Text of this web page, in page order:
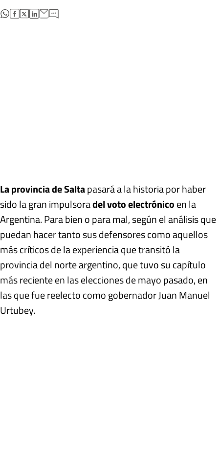
abre en nueva pestaña
abre en nueva pestaña
abre en nueva pestaña
abre en nueva pestaña
La provincia de Saltapasará a la historia por haber
sido la gran impulsoradel voto electrónicoen la
Argentina. Para bien o para mal, según el análisis que
puedan hacer tanto sus defensores como aquellos
más críticos de la experiencia que transitó la
provincia del norte argentino, que tuvo su capítulo
más reciente en las elecciones de mayo pasado, en
las que fue reelecto como gobernador Juan Manuel
Urtubey.